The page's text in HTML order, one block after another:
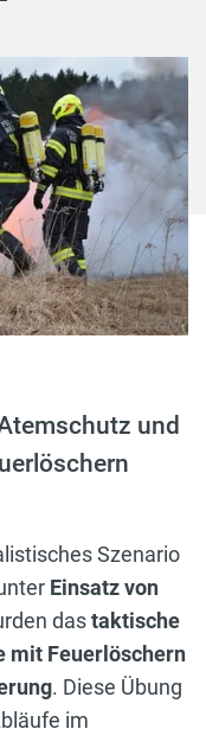
und
Szenario
Einsatz von
dastaktische
mit Feuerlöschern
. Diese Übung
im